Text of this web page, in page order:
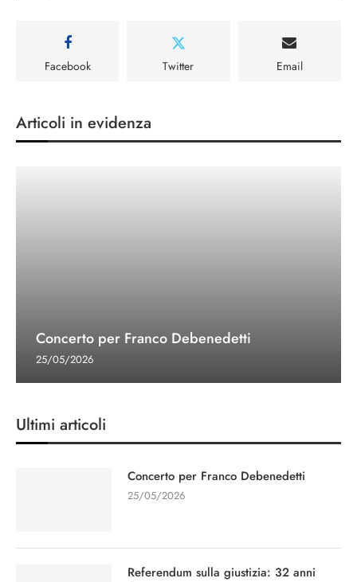
Facebook Twitter Email
Articoli in evidenza
Concerto per Franco Debenedetti
25/05/2026
Ultimi articoli
Concerto per Franco Debenedetti
25/05/2026
Referendum sulla giustizia: 32 anni